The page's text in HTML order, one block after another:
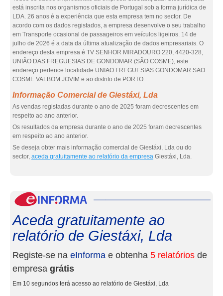
está inscrita nos organismos oficiais de Portugal sob a forma jurídica de
LDA. 26 anos é a experiência que esta empresa tem no sector. De
acordo com os dados registados, a empresa desenvolve o seu trabalho
em Transporte ocasional de passageiros em veículos ligeiros. 14 de
julho de 2026 é a data da última atualização de dados empresariais. O
endereço desta empresa é TV SENHOR MIRADOURO 220, 4420-328,
UNIÃO DAS FREGUESIAS DE GONDOMAR (SÃO COSME), este
endereço pertence localidade UNIAO FREGUESIAS GONDOMAR SAO
COSME VALBOM JOVIM e ao distrito de PORTO.
Informação Comercial de Giestáxi, Lda
As vendas registadas durante o ano de 2025 foram decrescentes em
respeito ao ano anterior.
Os resultados da empresa durante o ano de 2025 foram decrescentes
em respeito ao ano anterior.
Se deseja obter mais informação comercial de Giestáxi, Lda ou do
sector, aceda gratuitamente ao relatório da empresa Giestáxi, Lda.
Aceda gratuitamente ao
relatório de Giestáxi, Lda
Registe-se na eInforma e obtenha 5 relatórios de
empresa grátis
Em 10 segundos terá acesso ao relatório de Giestáxi, Lda